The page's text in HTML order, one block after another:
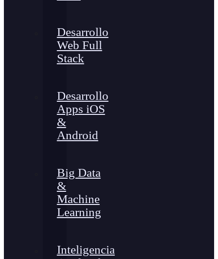
Desarrollo
Web Full
Stack
Desarrollo
Apps iOS
&
Android
Big Data
&
Machine
Learning
Inteligencia